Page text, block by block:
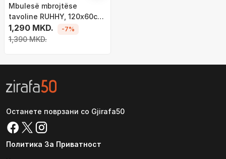
Mbulesë mbrojtëse
tavoline RUHHY, 120x60cm,
polikarbonat transparent
1,290 MKD.
1,390 MKD.
-7%
Останете поврзани со Gjirafa50
Политика За Приватност